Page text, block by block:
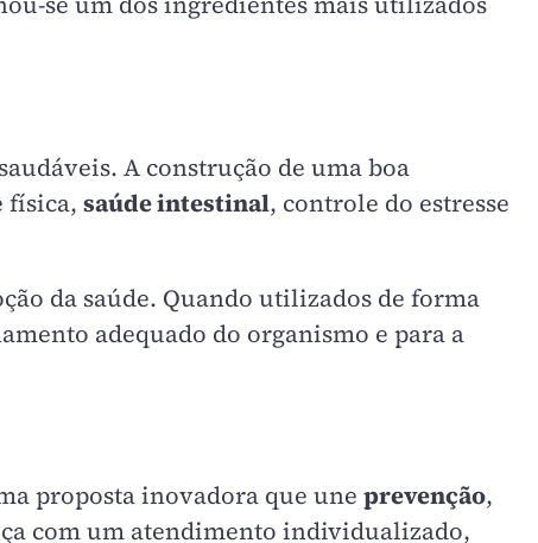
A construção de uma boa
física, saúde intestinal, controle do estresse
da saúde. Quando utilizados de forma
adequado do organismo e para a
proposta inovadora que une prevenção,
com um atendimento individualizado,